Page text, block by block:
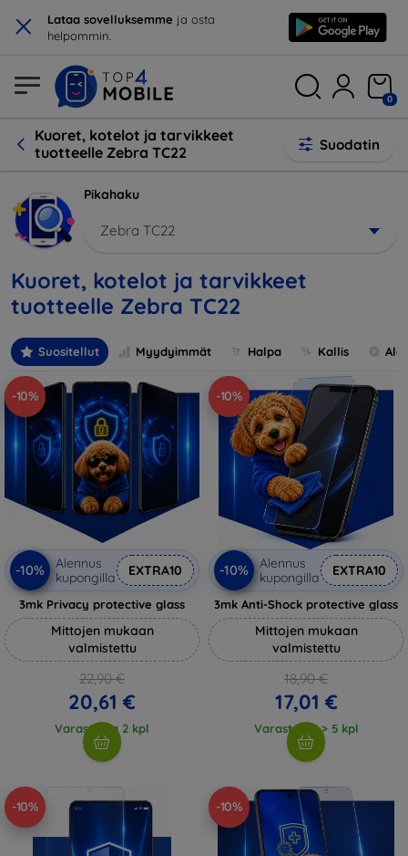
× Lataa sovelluksemme ja osta
helpommin.
0
Kuoret, kotelot ja tarvikkeet
tuotteelle Zebra TC22
Suodatin
Pikahaku
Zebra TC22
Kuoret, kotelot ja tarvikkeet
tuotteelle Zebra TC22
Suositellut Myydyimmät Halpa Kallis
-10%
-10%
Alennus
kupongilla
EXTRA10
3mk Privacy protective glass
Mittojen mukaan
valmistettu
22,90 €
20,61 €
Varastossa 2 kpl
-10%
-10%
Alennus
kupongilla
EXTRA10
3mk Anti-Shock protective glass
Mittojen mukaan
valmistettu
18,90 €
17,01 €
Varastossa > 5 kpl
-10% -10%